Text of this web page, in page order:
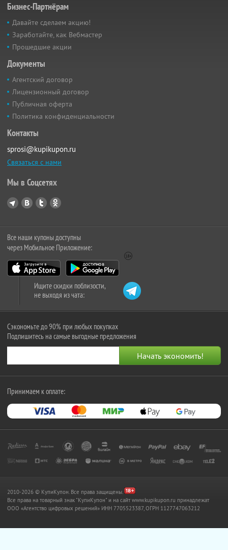
Бизнес-Партнёрам
Давайте сделаем акцию!
Заработайте, как Вебмастер
Прошедшие акции
Документы
Агентский договор
Лицензионный договор
Публичная оферта
Политика конфиденциальности
Контакты
sprosi@kupikupon.ru
Связаться с нами
Мы в Соцсетях
Все наши купоны доступны
через Мобильное Приложение:
Ищите скидки поблизости,
не выходя из чата:
Сэкономьте до 90% при любых покупках
Подпишитесь на самые выгодные предложения
Принимаем к оплате:
2010-2026 © КупиКупон. Все права защищены.
Все права на товарный знак "КупиКупон" и на сайт www.kupikupon.ru принадлежат
OOO «Агентство цифровых решений» ИНН 7705523387, ОГРН 1127747063212